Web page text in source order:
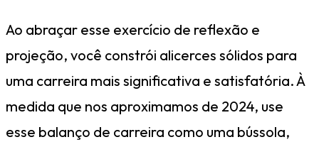
Ao abraçar esse exercício de reflexão e
projeção, você constrói alicerces sólidos para
uma carreira mais significativa e satisfatória. À
medida que nos aproximamos de 2024, use
esse balanço de carreira como uma bússola,